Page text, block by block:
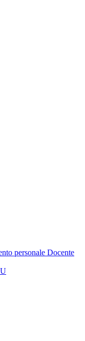
personale Docente